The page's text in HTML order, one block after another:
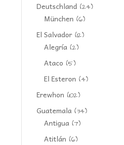
Deutschland (24)
München (6)
El Salvador (12)
Alegría (2)
Ataco (5)
El Esteron (4)
Erewhon (102)
Guatemala (34)
Antigua (7)
Atitlán (6)